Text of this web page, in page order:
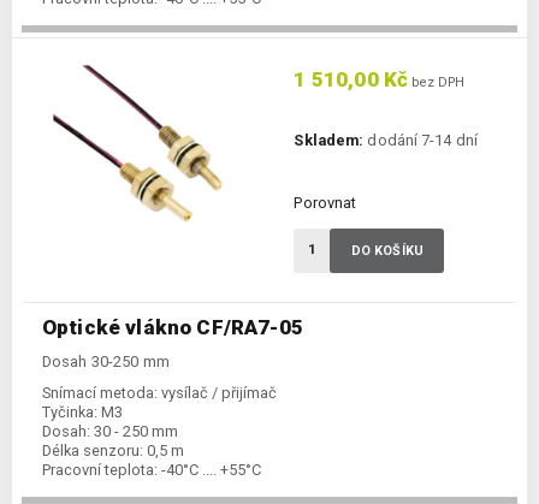
Optické vlákno CF/RA7-05
Dosah 30-250 mm
Snímací metoda: vysílač / přijímač
Tyčinka: M3
Dosah: 30 - 250 mm
Délka senzoru: 0,5 m
Pracovní teplota: -40°C .... +55°C
1 510,00 Kč bez DPH
Skladem: dodání 7-14 dní
Porovnat
DO KOŠÍKU